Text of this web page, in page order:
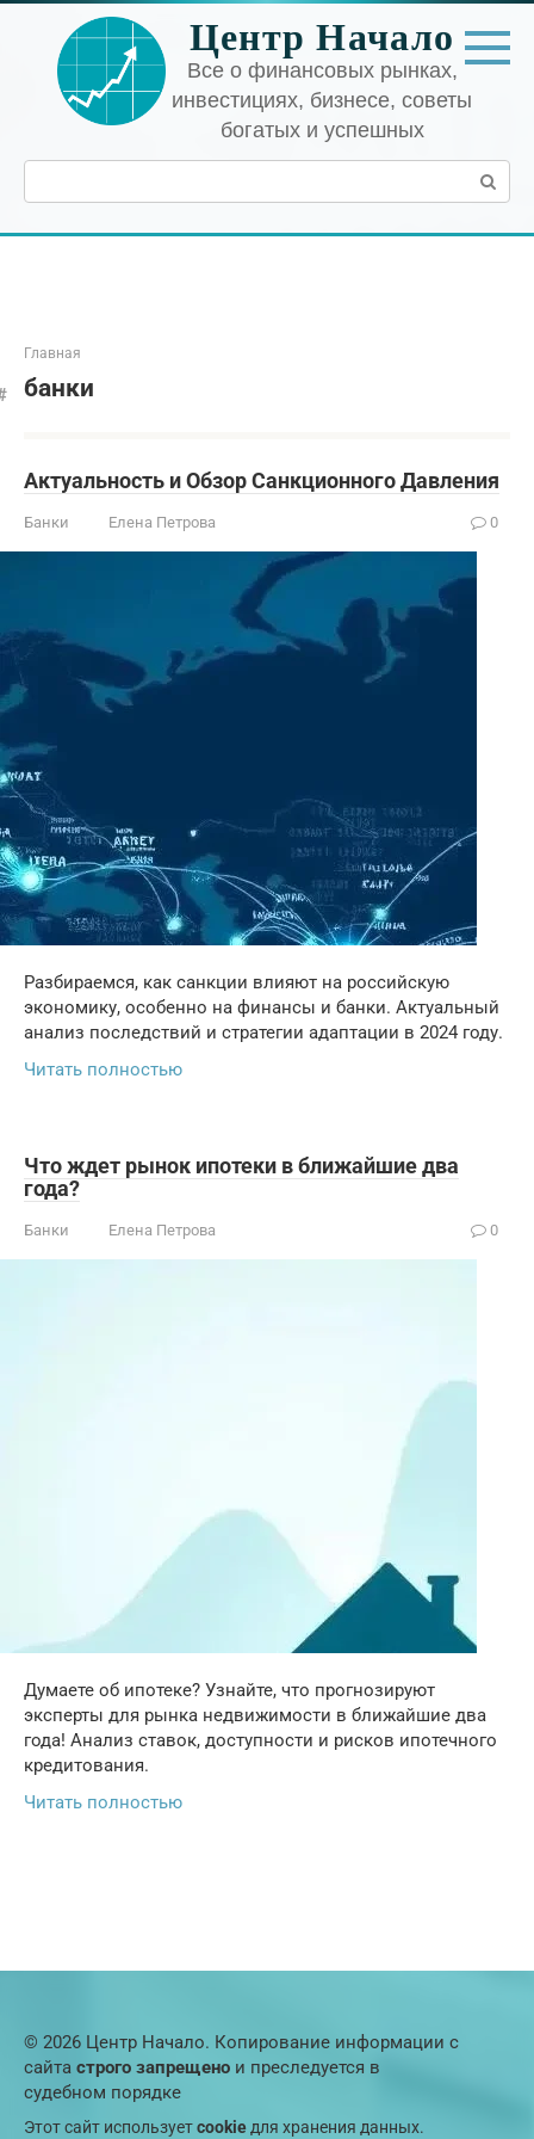
Перейти
контенту
Центр Начало
Все о финансовых рынках,
инвестициях, бизнесе, советы
богатых и успешных
Поиск:
Главная
банки
Актуальность и Обзор Санкционного Давления
Банки Елена Петрова 0
Разбираемся, как санкции влияют на российскую
экономику, особенно на финансы и банки. Актуальный
анализ последствий и стратегии адаптации в 2024 году.
Читать полностью
Что ждет рынок ипотеки в ближайшие два
года?
Банки Елена Петрова 0
Думаете об ипотеке? Узнайте, что прогнозируют
эксперты для рынка недвижимости в ближайшие два
года! Анализ ставок, доступности и рисков ипотечного
кредитования.
Читать полностью
© 2026 Центр Начало. Копирование информации с
сайта строго запрещено и преследуется в
судебном порядке
Этот сайт используетcookie для хранения данных.